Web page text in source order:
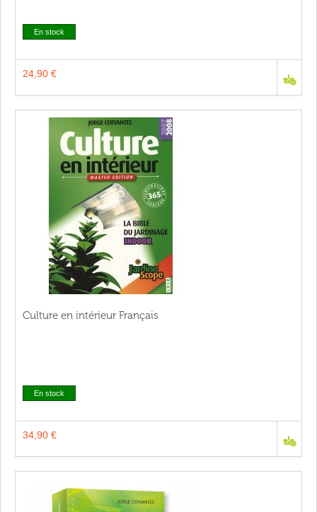
En stock
24,90 €
Culture en intérieur Français
En stock
34,90 €